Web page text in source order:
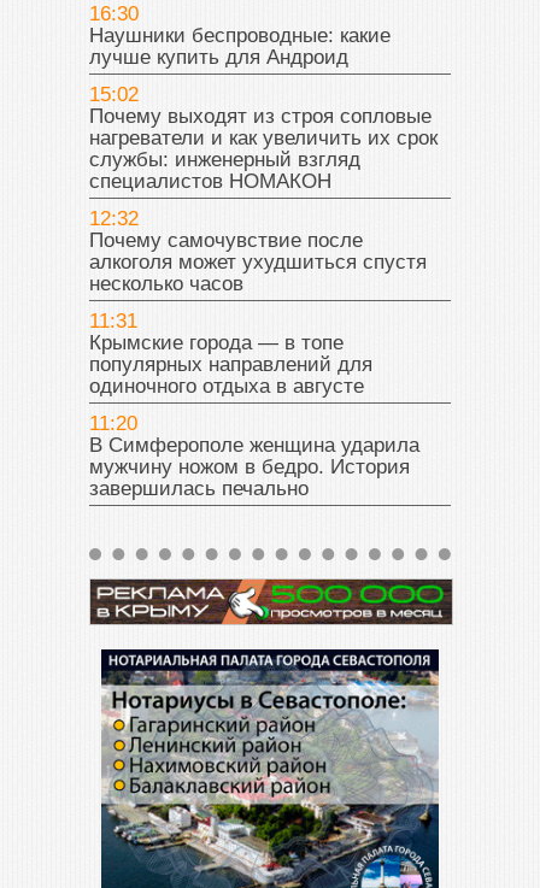
16:30
Наушники беспроводные: какие
лучше купить для Андроид
15:02
Почему выходят из строя сопловые
нагреватели и как увеличить их срок
службы: инженерный взгляд
специалистов НОМАКОН
12:32
Почему самочувствие после
алкоголя может ухудшиться спустя
несколько часов
11:31
Крымские города — в топе
популярных направлений для
одиночного отдыха в августе
11:20
В Симферополе женщина ударила
мужчину ножом в бедро. История
завершилась печально